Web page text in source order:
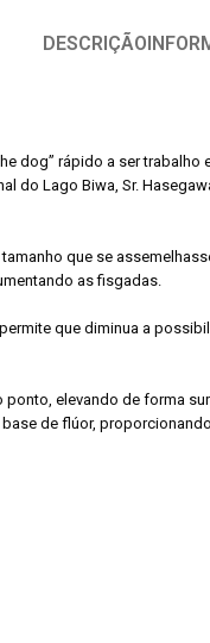
DESCRIÇÃO
dog” rápido a ser
Lago Biwa, Sr.
que se
as fisgadas.
que diminua a
elevando de forma
de flúor,